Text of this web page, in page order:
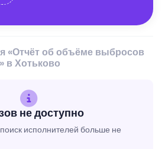
«Отчёт об объёме выбросов
в Хотьково
не доступно
исполнителей больше не